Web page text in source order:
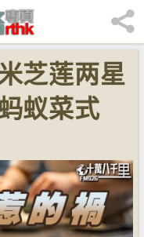
芝莲两星
蚁菜式